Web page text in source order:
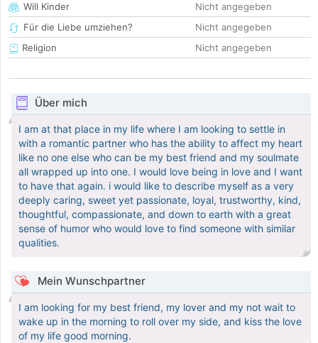
Will Kinder
Nicht angegeben
Für die Liebe umziehen?
Nicht angegeben
Religion
Nicht angegeben
Über mich
I am at that place in my life where I am looking to settle in
with a romantic partner who has the ability to affect my heart
like no one else who can be my best friend and my soulmate
all wrapped up into one. I would love being in love and I want
to have that again. i would like to describe myself as a very
deeply caring, sweet yet passionate, loyal, trustworthy, kind,
thoughtful, compassionate, and down to earth with a great
sense of humor who would love to find someone with similar
qualities.
Mein Wunschpartner
I am looking for my best friend, my lover and my not wait to
wake up in the morning to roll over my side, and kiss the love
of my life good morning.